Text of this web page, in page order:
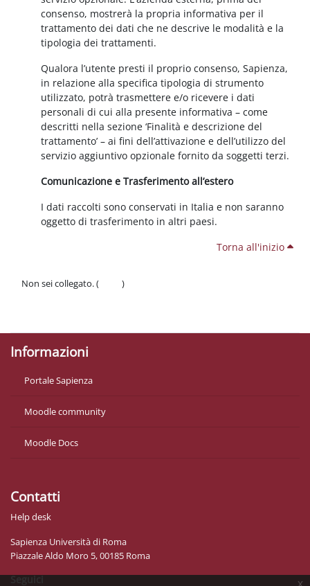
x
consenso, mostrerà la propria informativa per il
trattamento dei dati che ne descrive le modalità e la
tipologia dei trattamenti.
Qualora l’utente presti il proprio consenso, Sapienza,
in relazione alla specifica tipologia di strumento
utilizzato, potrà trasmettere e/o ricevere i dati
personali di cui alla presente informativa – come
descritti nella sezione ‘Finalità e descrizione del
trattamento’ – ai fini dell’attivazione e dell’utilizzo del
servizio aggiuntivo opzionale fornito da soggetti terzi.
Comunicazione e Trasferimento all’estero
I dati raccolti sono conservati in Italia e non saranno
oggetto di trasferimento in altri paesi.
Torna all'inizio
Non sei collegato. (
)
Informazioni
Portale Sapienza
Moodle community
Moodle Docs
Contatti
Help desk
Sapienza Università di Roma
Piazzale Aldo Moro 5, 00185 Roma
Seguici